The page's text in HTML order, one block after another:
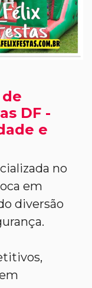
DF -
e
no
em
diversão